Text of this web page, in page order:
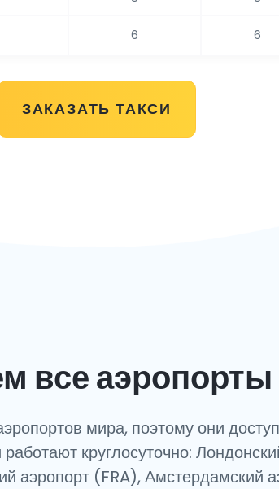
6 6
ЗАКАЗАТЬ ТАКСИ
все
мира, поэтому они
круглосуточно:
аэропорт (FRA), Амстердамский